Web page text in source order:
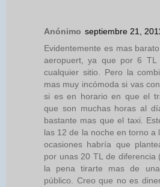
Anónimo septiembre 21,
Evidentemente es mas
aeropuert, ya que por 6
cualquier sitio. Pero la
mas muy incómoda si vas
si es en horario en que el
que son muchas horas al
bastante mas que el taxi.
las 12 de la noche en torno a
ocasiones habría que
por unas 20 TL de diferencia
la pena tirarte mas de
público. Creo que no es